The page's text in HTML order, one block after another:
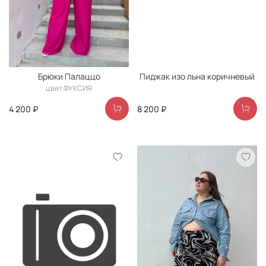
Брюки Палаццо
цвет ФУКСИЯ
4 200 ₽
Пиджак изо льна коричневый
8 200 ₽